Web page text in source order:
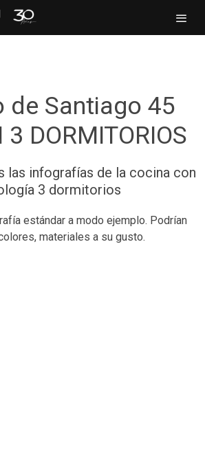
de Santiago 45
3 DORMITORIOS
las infografías de la cocina con
3 dormitorios
estándar a modo ejemplo. Podrían
materiales a su gusto.